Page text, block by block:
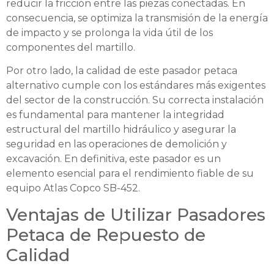
reducir la fricción entre las piezas conectadas. En
consecuencia, se optimiza la transmisión de la energía
de impacto y se prolonga la vida útil de los
componentes del martillo.
Por otro lado, la calidad de este pasador petaca
alternativo cumple con los estándares más exigentes
del sector de la construcción. Su correcta instalación
es fundamental para mantener la integridad
estructural del martillo hidráulico y asegurar la
seguridad en las operaciones de demolición y
excavación. En definitiva, este pasador es un
elemento esencial para el rendimiento fiable de su
equipo Atlas Copco SB-452.
Ventajas de Utilizar Pasadores
Petaca de Repuesto de
Calidad